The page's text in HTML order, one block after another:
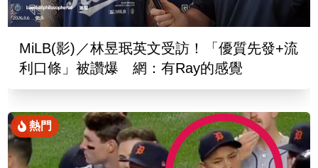
MiLB(影)／林昱珉英文受訪！「優質先發+流
利口條」被讚爆 網：有Ray的感覺
熱門